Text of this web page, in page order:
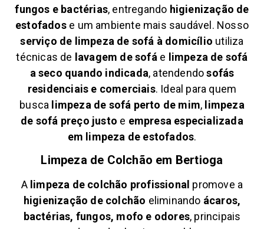
fungos e bactérias, entregando higienização de
estofadose um ambiente mais saudável. Nosso
serviço de limpeza de sofá à domicílio utiliza
técnicas de lavagem de sofá e limpeza de sofá
a seco quando indicada, atendendosofás
residenciais e comerciais. Ideal para quem
busca limpeza de sofá perto de mim, limpeza
de sofá preço justo e empresa especializada
em limpeza de estofados.
Limpeza de Colchão em Bertioga
A limpeza de colchão profissional promove a
higienização de colchão eliminando ácaros,
bactérias, fungos, mofo e odores, principais